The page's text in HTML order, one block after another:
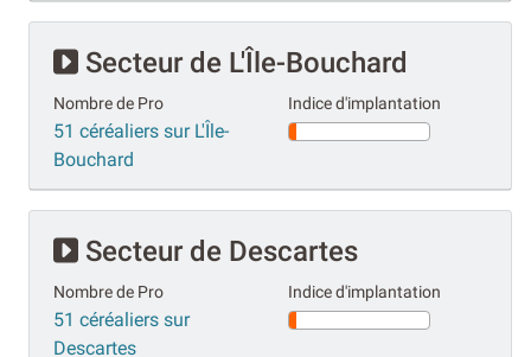
Secteur de L'Île-Bouchard
Nombre de Pro
51 céréaliers sur L'Île-
Bouchard
Indice d'implantation
Secteur de Descartes
Nombre de Pro
51 céréaliers sur
Descartes
Indice d'implantation